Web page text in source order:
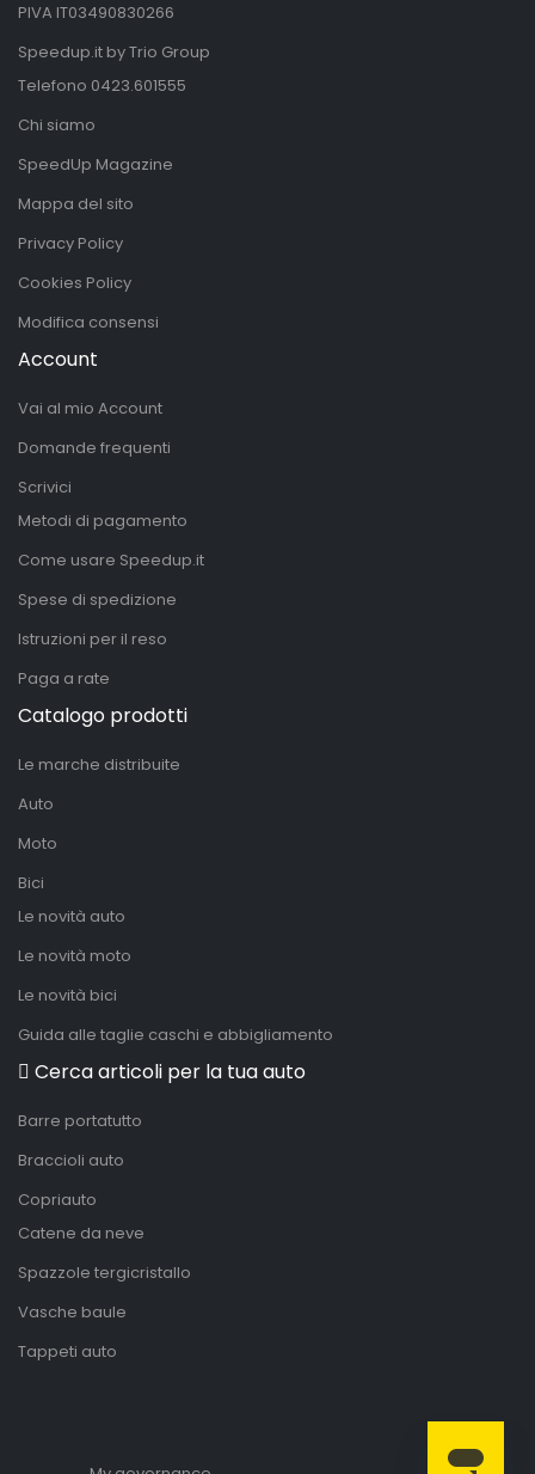
PIVA IT03490830266
Speedup.it by Trio Group
Telefono 0423.601555
Chi siamo
SpeedUp Magazine
Mappa del sito
Privacy Policy
Cookies Policy
Modifica consensi
Account
Vai al mio Account
Domande frequenti
Scrivici
Metodi di pagamento
Come usare Speedup.it
Spese di spedizione
Istruzioni per il reso
Paga a rate
Catalogo prodotti
Le marche distribuite
Auto
Moto
Bici
Le novità auto
Le novità moto
Le novità bici
Guida alle taglie caschi e abbigliamento
Cerca articoli per la tua auto
Barre portatutto
Braccioli auto
Copriauto
Catene da neve
Spazzole tergicristallo
Vasche baule
Tappeti auto